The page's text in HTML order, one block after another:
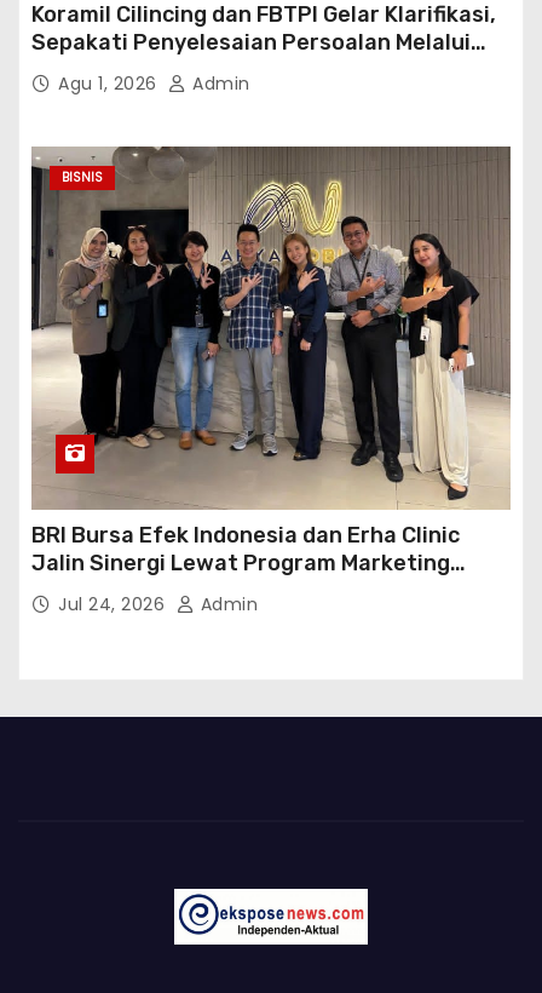
Koramil Cilincing dan FBTPI Gelar Klarifikasi,
Sepakati Penyelesaian Persoalan Melalui
DialogAgu 1, 2026 Admin
BISNIS
BRI Bursa Efek Indonesia dan Erha Clinic
Jalin Sinergi Lewat Program Marketing
Kolaborasi
Jul 24, 2026 Admin